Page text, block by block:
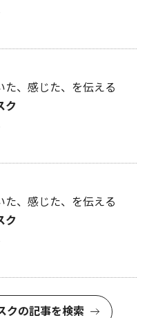
た、感じた、を伝える
ク
た、感じた、を伝える
ク
クの記事を検索